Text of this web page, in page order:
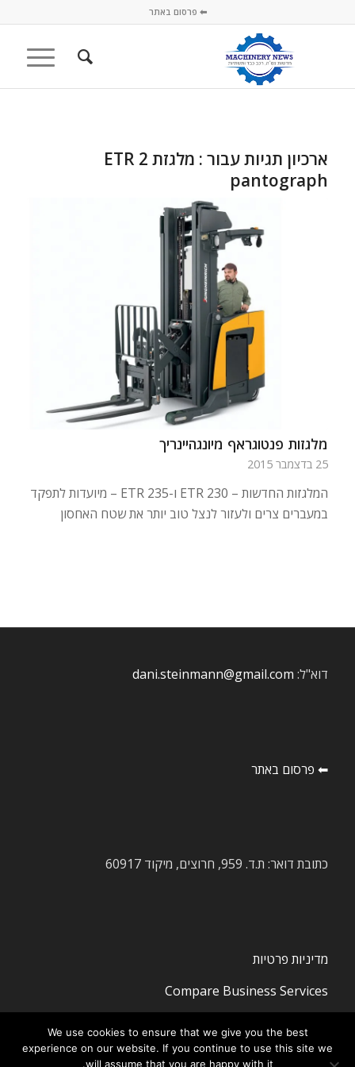
⬅ פרסום באתר
ארכיון תגיות עבור :
מלגזת ETR 2
pantograph
מלגזות פנטוגראף מיונגהיינריך
25 בדצמבר 2015
המלגזות החדשות – ETR 230 ו-ETR 235 – מיועדות לתפקד
במעברים צרים ולעזור לנצל טוב יותר את שטח האחסון
דוא"ל: dani.steinmann@gmail.com
⬅ פרסום באתר
כתובת דואר: ת.ד. 959, חרוצים, מיקוד 60917
מדיניות פרטיות
Compare Business Services
We use cookies to ensure that we give you the best
experience on our website. If you continue to use this site we
will assume that you are happy with it.